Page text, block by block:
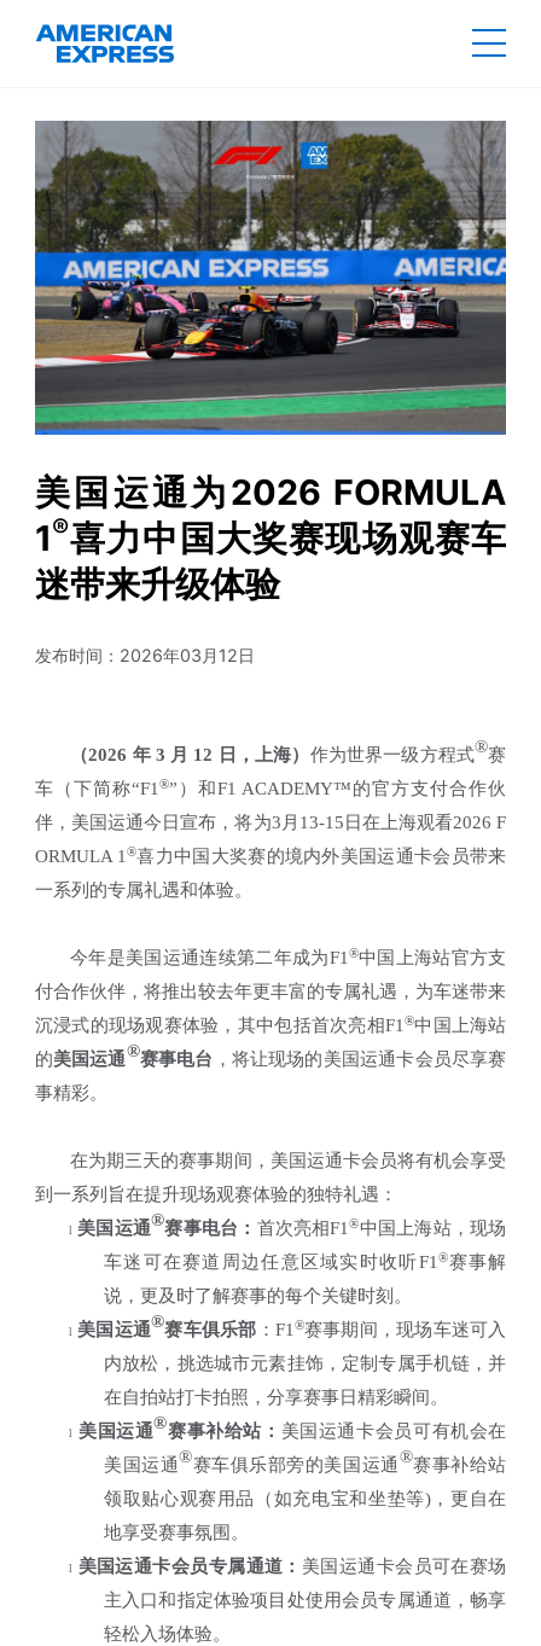
美国运通为2026 FORMULA
1®喜力中国大奖赛现场观赛车
迷带来升级体验
发布时间：2026年03月12日
（2026 年3 月 12 日，上海） 作为世界一级方程式®赛
车（下简称“F1®”）和F1 ACADEMY™的官方支付合作伙
伴，美国运通今日宣布，将为3月 13-15 日在上海观看2026 F
ORMULA 1®喜力中国大奖赛的境内外美国运通卡会员带来
一系列的专属礼遇和体验。
今年是美国运通连续第二年成为F1®中国上海站官方支
付合作伙伴，将推出较去年更丰富的专属礼遇， 为车迷带来
沉浸式的现场观赛体验 ，其中包括首次亮相F1®中国上海站
的美国运通®赛事电台 ，将让现场的美国运通卡会员尽享赛
事精彩。
在为期三天的赛事期间，美国运通卡会员将有机会享受
到一系列旨在提升现场观赛体验的独特礼遇：
l 美国运通®赛事电台： 首次亮相F1®中国上海站，现场
车迷可在赛道周边任意区域实时收听F1®赛事解
说，更及时了解赛事的每个关键时刻。
l 美国运通®赛车俱乐部 ： F1®赛事期间，现场车迷可入
内放松，挑选城市元素挂饰，定制专属手机链，并
在自拍站打卡拍照，分享赛事日精彩瞬间。
l 美国运通®赛事补给站： 美国运通卡会员可有机会在
美国运通®赛车俱乐部旁的美国运通®赛事补给站
领取贴心观赛用品（如充电宝和坐垫等)，更自在
地享受赛事氛围。
l 美国运通卡会员专属通道： 美国运通卡会员可在赛场
主入口和指定体验项目处使用会员专属通道，畅享
轻松入场体验。